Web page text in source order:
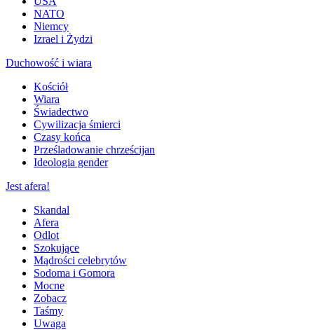
NATO
Niemcy
Izrael i Żydzi
Duchowość i wiara
Kościół
Wiara
Świadectwo
Cywilizacja śmierci
Czasy końca
Prześladowanie chrześcijan
Ideologia gender
Jest afera!
Skandal
Afera
Odlot
Szokujące
Mądrości celebrytów
Sodoma i Gomora
Mocne
Zobacz
Taśmy
Uwaga